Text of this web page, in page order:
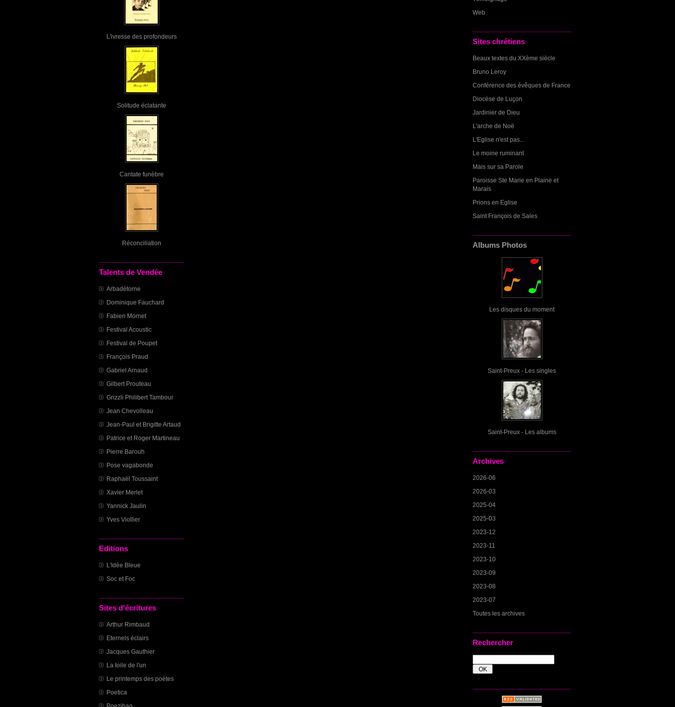
L'ivresse des profondeurs
Solitude éclatante
Cantate funèbre
Réconciliation
Talents de Vendée
Arbadétorne
Dominique Fauchard
Fabien Mornet
Festival Acoustic
Festival de Poupet
François Praud
Gabriel Arnaud
Gilbert Prouteau
Grizzli Philibert Tambour
Jean Chevolleau
Jean-Paul et Brigitte Artaud
Patrice et Roger Martineau
Pierre Barouh
Pose vagabonde
Raphaël Toussaint
Xavier Merlet
Yannick Jaulin
Yves Viollier
Editions
L'Idée Bleue
Soc et Foc
Sites d'écritures
Arthur Rimbaud
Eternels éclairs
Jacques Gauthier
La toile de l'un
Le printemps des poètes
Poetica
Web
Sites chrétiens
Beaux textes du XXème siècle
Bruno Leroy
Conférence des évêques de France
Diocèse de Luçon
Jardinier de Dieu
L'arche de Noë
L'Eglise n'est pas...
Le moine ruminant
Mais sur sa Parole
Paroisse Ste Marie en Plaine et
Marais
Prions en Eglise
Saint François de Sales
Albums Photos
Les disques du moment
Saint-Preux - Les singles
Saint-Preux - Les albums
Archives
2026-06
2026-03
2025-04
2025-03
2023-12
2023-11
2023-10
2023-09
2023-08
2023-07
Toutes les archives
Rechercher